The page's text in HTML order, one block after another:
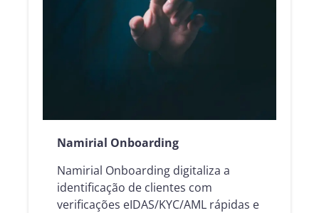
Namirial Onboarding
Namirial Onboarding digitaliza a
identificação de clientes com
verificações eIDAS/KYC/AML rápidas e